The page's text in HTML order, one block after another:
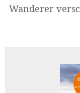
Wanderer